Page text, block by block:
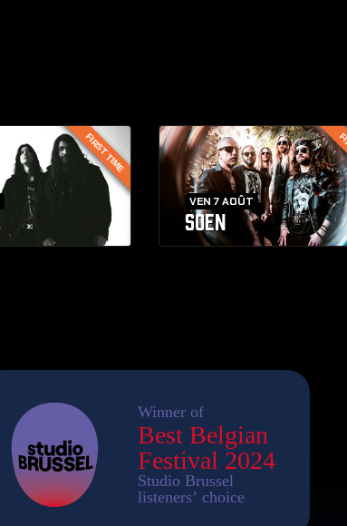
FIRST TIME
VEN 7 AOÛT
SOEN